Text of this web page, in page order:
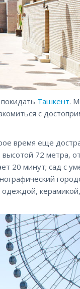
Ташкент.
с
время еще
72 метра,
20 минут; сад с
одеждой,